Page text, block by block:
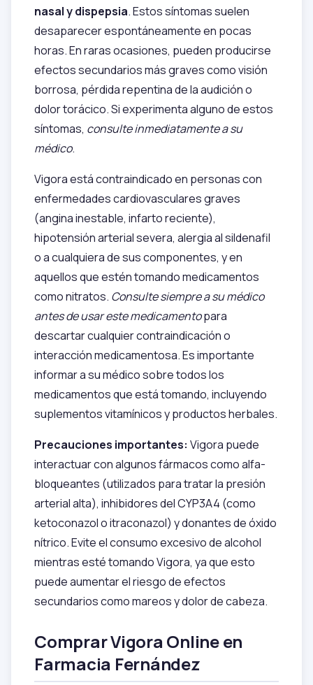
nasal y dispepsia. Estos síntomas suelen
desaparecer espontáneamente en pocas
horas. En raras ocasiones, pueden producirse
efectos secundarios más graves como visión
borrosa, pérdida repentina de la audición o
dolor torácico. Si experimenta alguno de estos
síntomas, consulte inmediatamente a su
médico.
Vigora está contraindicado en personas con
enfermedades cardiovasculares graves
(angina inestable, infarto reciente),
hipotensión arterial severa, alergia al sildenafil
o a cualquiera de sus componentes, y en
aquellos que estén tomando medicamentos
como nitratos. Consulte siempre a su médico
antes de usar este medicamentopara
descartar cualquier contraindicación o
interacción medicamentosa. Es importante
informar a su médico sobre todos los
medicamentos que está tomando, incluyendo
suplementos vitamínicos y productos herbales.
Precauciones importantes: Vigora puede
interactuar con algunos fármacos como alfa-
bloqueantes (utilizados para tratar la presión
arterial alta), inhibidores del CYP3A4 (como
ketoconazol o itraconazol) y donantes de óxido
nítrico. Evite el consumo excesivo de alcohol
mientras esté tomando Vigora, ya que esto
puede aumentar el riesgo de efectos
secundarios como mareos y dolor de cabeza.
Comprar Vigora Online en
Farmacia Fernández